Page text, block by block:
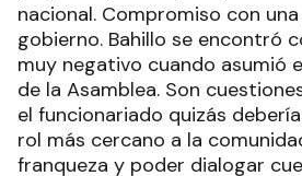
nacional. Compromiso con
gobierno. Bahillo se encontró
muy negativo cuando asumió
de la Asamblea. Son
el funcionariado quizás
rol más cercano a la
franqueza y poder dialogar